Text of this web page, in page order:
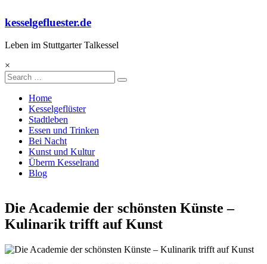
to
content
kesselgefluester.de
Leben im Stuttgarter Talkessel
×
Search
Home
Kesselgeflüster
Stadtleben
Essen und Trinken
Bei Nacht
Kunst und Kultur
Überm Kesselrand
Blog
Die Academie der schönsten Künste –
Kulinarik trifft auf Kunst